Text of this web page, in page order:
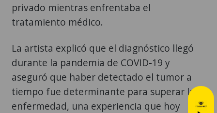
privado mientras enfrentaba el
tratamiento médico.
La artista explicó que el diagnóstico llegó
durante la pandemia de COVID-19 y
aseguró que haber detectado el tumor a
tiempo fue determinante para superar la
enfermedad, una experiencia que hoy